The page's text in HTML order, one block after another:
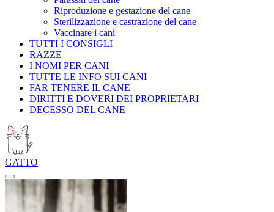
Riproduzione e gestazione del cane
Sterilizzazione e castrazione del cane
Vaccinare i cani
TUTTI I CONSIGLI
RAZZE
I NOMI PER CANI
TUTTE LE INFO SUI CANI
FAR TENERE IL CANE
DIRITTI E DOVERI DEI PROPRIETARI
DECESSO DEL CANE
GATTO